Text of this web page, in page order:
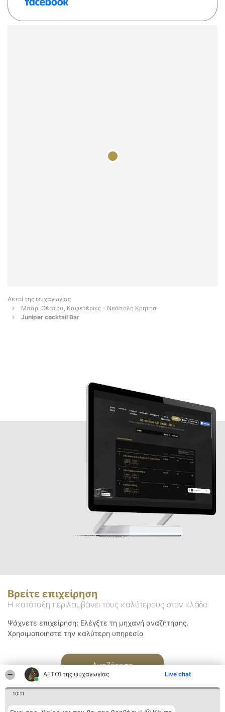
ΑΕΤΟΊ της ψυχαγωγίας Live chat
10:11
Αετοί της ψυχαγωγίας
Μπαρ, Θέατρα, Καφετέριες - Νεάπολη Κρητησ
Juniper cocktail Bar
Βρείτε επιχείρηση
Η κατάταξη περιλαμβάνει τους καλύτερους στον κλάδο
Ψάχνετε επιχείρηση; Ελέγξτε τη μηχανή αναζήτησης.
Χρησιμοποιήστε την καλύτερη υπηρεσία
Αναζήτηση